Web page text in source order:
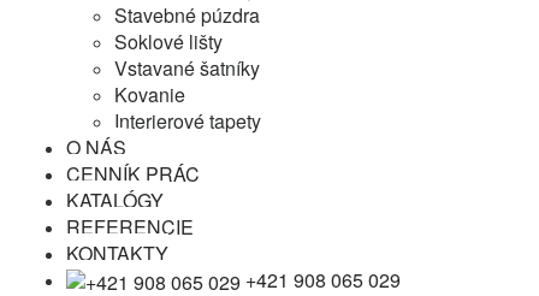
Stavebné púzdra
Soklové lišty
Vstavané šatníky
Kovanie
Interierové tapety
O NÁS
CENNÍK PRÁC
KATALÓGY
REFERENCIE
KONTAKTY
+421 908 065 029